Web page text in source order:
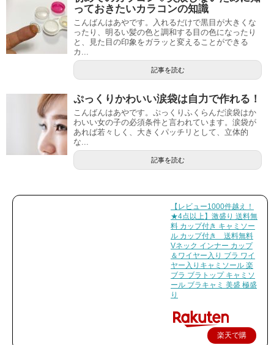
っておきたいカラコンの知識
こんばんはあやです。入れるだけで黒目が大きくな
ったり、明るい髪の色と調和する目の色になったり
と、見た目の印象をガラッと変えることができる
カ...
記事を読む
ぷっくりかわいい涙袋は自力で作れる！
こんばんはあやです。ぷっくりふくらんだ涙袋はか
わいい女の子の必須条件と言われています。涙袋が
あれば若々しく、大きくパッチリとして、立体的
な...
記事を読む
【レビュー1000件越え！
★4点以上】激盛り 送料無
料 カップ付き キャミソー
ル カップ付き 送料無料
Vネック インナー カップ
＆ワイヤー入り ブラ ワイ
ヤー入りキャミソール 楽
ブラ ブラトップ キャミソ
ール ブラキャミ 美盛 極盛
り
楽天で購